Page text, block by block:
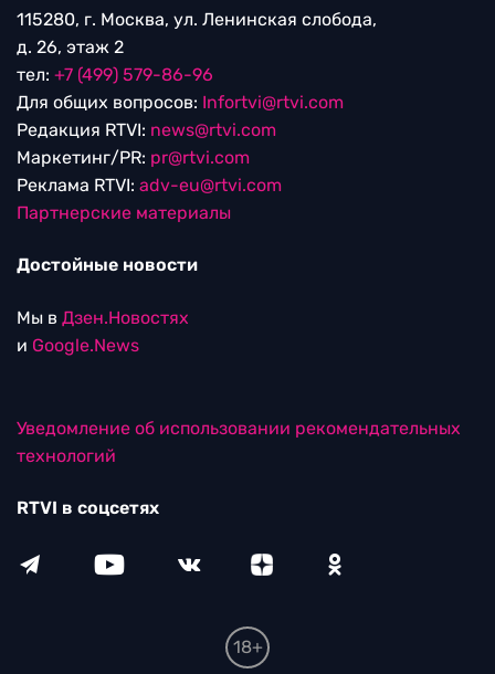
115280, г. Москва, ул. Ленинская слобода,
д. 26, этаж 2
тел: +7 (499) 579-86-96
Для общих вопросов: Infortvi@rtvi.com
Редакция RTVI: news@rtvi.com
Маркетинг/PR: pr@rtvi.com
Реклама RTVI: adv-eu@rtvi.com
Партнерские материалы
Достойные новости
Мы в Дзен.Новостях
и Google.News
Уведомление об использовании рекомендательных
технологий
RTVI в соцсетях
18+